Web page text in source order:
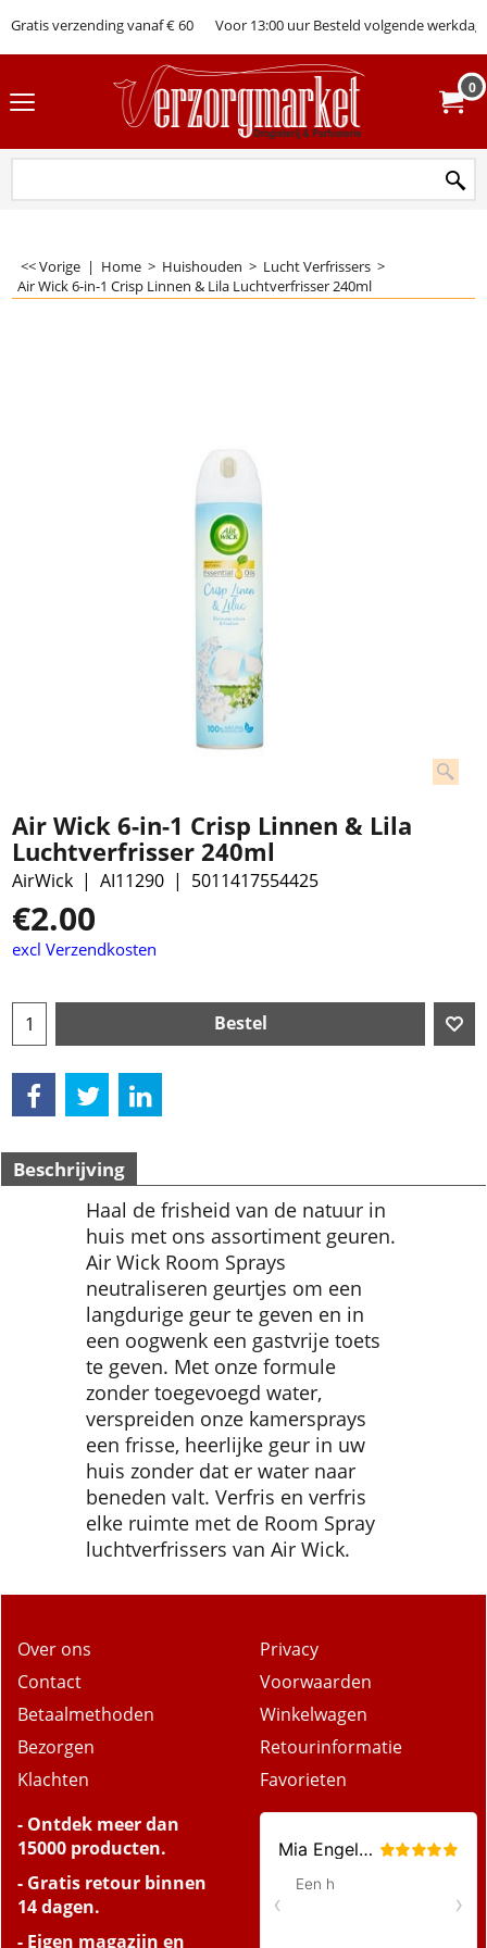
Gratis verzending vanaf € 60 Voor 13:00 uur Besteld volgende werkdag
0
<< Vorige | Home > Huishouden > Lucht Verfrissers >
Air Wick 6-in-1 Crisp Linnen & Lila Luchtverfrisser 240ml
Air Wick 6-in-1 Crisp Linnen & Lila
Luchtverfrisser 240ml
AirWick AI11290 5011417554425
€2.00
excl Verzendkosten
Bestel
Beschrijving
Haal de frisheid van de natuur in
huis met ons assortiment geuren.
Air Wick Room Sprays
neutraliseren geurtjes om een
langdurige geur te geven en in
een oogwenk een gastvrije toets
te geven. Met onze formule
zonder toegevoegd water,
verspreiden onze kamersprays
een frisse, heerlijke geur in uw
huis zonder dat er water naar
beneden valt. Verfris en verfris
elke ruimte met de Room Spray
luchtverfrissers van Air Wick.
Over ons
Contact
Betaalmethoden
Bezorgen
Klachten
Privacy
Voorwaarden
Winkelwagen
Retourinformatie
Favorieten
- Ontdek meer dan
15000 producten.
- Gratis retour binnen
14 dagen.
- Eigen magazijn en